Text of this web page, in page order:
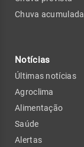
Chuva acumulada
Notícias
Últimas notícias
Agroclima
Alimentação
Saúde
Alertas